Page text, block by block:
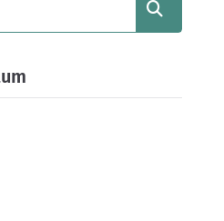
SUCHEN